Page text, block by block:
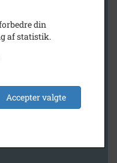
din
af statistik.
Accepter valgte